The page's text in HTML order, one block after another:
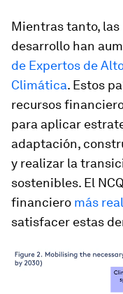
Mientras tanto, las
desarrollo han
de Expertos de
Climática. Estos
recursos
para aplicar
adaptación,
y realizar la
sostenibles. El
financiero más
satisfacer estas